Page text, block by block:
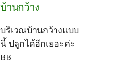
บ้านกว้าง
บริเวณบ้านกว้างแบบ
นี้ ปลูกได้อีกเยอะค่ะ
BB